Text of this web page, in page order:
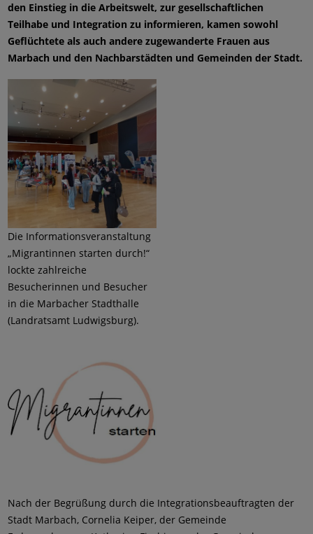
den Einstieg in die Arbeitswelt, zur gesellschaftlichen
Teilhabe und Integration zu informieren, kamen sowohl
Geflüchtete als auch andere zugewanderte Frauen aus
Marbach und den Nachbarstädten und Gemeinden der Stadt.
Die Informationsveranstaltung
„Migrantinnen starten durch!“
lockte zahlreiche
Besucherinnen und Besucher
in die Marbacher Stadthalle
(Landratsamt Ludwigsburg).
Nach der Begrüßung durch die Integrationsbeauftragten der
Stadt Marbach, Cornelia Keiper, der Gemeinde